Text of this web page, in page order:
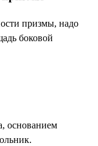
призмы, надо
боковой
основанием